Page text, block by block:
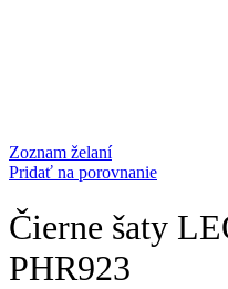
Zoznam želaní
Pridať na porovnanie
Čierne šaty
PHR923